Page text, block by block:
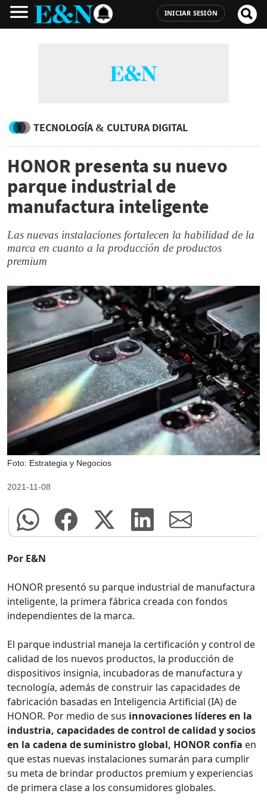
INICIAR SESIÓN
TECNOLOGÍA & CULTURA DIGITAL
HONOR presenta su nuevo
parque industrial de
manufactura inteligente
Las nuevas instalaciones fortalecen la habilidad de la
marca en cuanto a la producción de productos
premium
Foto: Estrategia y Negocios
2021-11-08
Por E&N
HONOR presentó su parque industrial de manufactura
inteligente, la primera fábrica creada con fondos
independientes de la marca.
El parque industrial maneja la certificación y control de
calidad de los nuevos productos, la producción de
dispositivos insignia, incubadoras de manufactura y
tecnología, además de construir las capacidades de
fabricación basadas en Inteligencia Artificial (IA) de
HONOR. Por medio de sus innovaciones líderes en la
industria, capacidades de control de calidad y socios
en la cadena de suministro global, HONOR confía en
que estas nuevas instalaciones sumarán para cumplir
su meta de brindar productos premium y experiencias
de primera clase a los consumidores globales.